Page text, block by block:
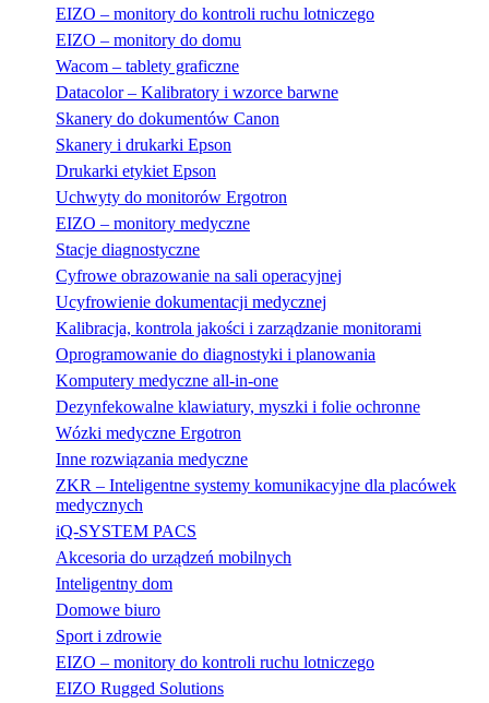
EIZO – monitory do kontroli ruchu lotniczego
EIZO – monitory do domu
Wacom – tablety graficzne
Datacolor – Kalibratory i wzorce barwne
Skanery do dokumentów Canon
Skanery i drukarki Epson
Drukarki etykiet Epson
Uchwyty do monitorów Ergotron
EIZO – monitory medyczne
Stacje diagnostyczne
Cyfrowe obrazowanie na sali operacyjnej
Ucyfrowienie dokumentacji medycznej
Kalibracja, kontrola jakości i zarządzanie monitorami
Oprogramowanie do diagnostyki i planowania
Komputery medyczne all-in-one
Dezynfekowalne klawiatury, myszki i folie ochronne
Wózki medyczne Ergotron
Inne rozwiązania medyczne
ZKR – Inteligentne systemy komunikacyjne dla placówek
medycznych
iQ-SYSTEM PACS
Akcesoria do urządzeń mobilnych
Inteligentny dom
Domowe biuro
Sport i zdrowie
EIZO – monitory do kontroli ruchu lotniczego
EIZO Rugged Solutions